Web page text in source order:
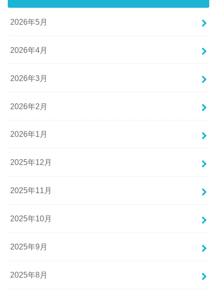
2026年5月
2026年4月
2026年3月
2026年2月
2026年1月
2025年12月
2025年11月
2025年10月
2025年9月
2025年8月